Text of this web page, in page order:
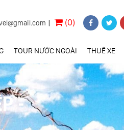
(0)
TOUR NƯỚC NGOÀI THUÊ XE
-